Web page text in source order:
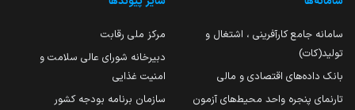
سامانه جامع کارآفرینی ، اشتغال و
تولید(کات)
بانک داده‌های اقتصادی و مالی
تارنمای پنجره واحد محیط‌های آزمون
مرکز ملی رقابت
دبیرخانه شورای عالی سلامت و
امنیت غذایی
سازمان برنامه بودجه کشور